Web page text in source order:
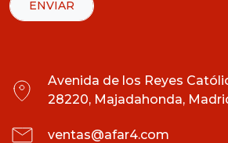
Avenida de los Reyes
28220, Majadahonda,
ventas@afar4.com